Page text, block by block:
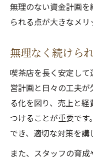
無理のない資金計画
られる点が大きなメリ
無理なく続けら
喫茶店を長く安定し
営計画と日々の工夫
る化を図り、売上と
つけることが重要で
でき、適切な対策を講
また、スタッフの育